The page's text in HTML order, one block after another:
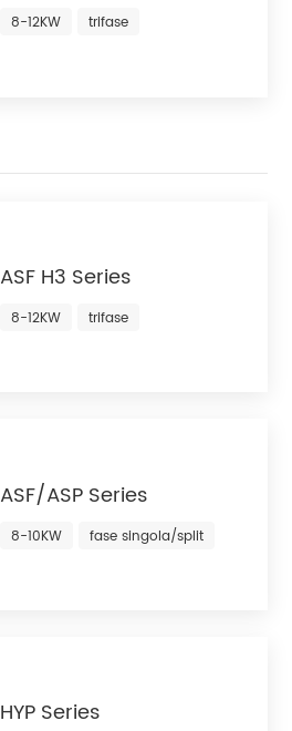
8-12KW trifase
ASF H3 Series
8-12KW trifase
ASF/ASP Series
8-10KW fase singola/split
HYP Series